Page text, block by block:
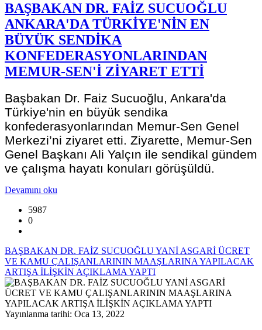
BAŞBAKAN DR. FAİZ SUCUOĞLU
ANKARA'DA TÜRKİYE'NİN EN
BÜYÜK SENDİKA
KONFEDERASYONLARINDAN
MEMUR-SEN'İ ZİYARET ETTİ
Başbakan Dr. Faiz Sucuoğlu, Ankara'da
Türkiye'nin en büyük sendika
konfederasyonlarından Memur-Sen Genel
Merkezi’ni ziyaret etti. Ziyarette, Memur-Sen
Genel Başkanı Ali Yalçın ile sendikal gündem
ve çalışma hayatı konuları görüşüldü.
Devamını oku
5987
0
BAŞBAKAN DR. FAİZ SUCUOĞLU YANİ ASGARİ ÜCRET
VE KAMU ÇALIŞANLARININ MAAŞLARINA YAPILACAK
ARTIŞA İLİŞKİN AÇIKLAMA YAPTI
Yayınlanma tarihi: Oca 13, 2022